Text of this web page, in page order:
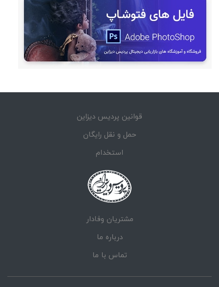
قوانین پردیس دیزاین
حمل و نقل رایگان
استخدام
مشتریان وفادار
درباره ما
تماس با ما